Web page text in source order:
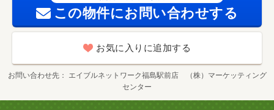
この物件にお問い合わせする
お気に入りに追加する
お問い合わせ先
エイブルネットワーク福島駅前店 （株）マーケッティング
センター